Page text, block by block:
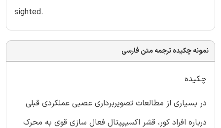
sighted.
نمونه چکیده ترجمه متن فارسی
چکیده
در بسیاری از مطالعات تصویربرداری عصبی عملکردی قبلی
درباره افراد کور، قشر اکسیپیتال فعال سازی قوی به محرک